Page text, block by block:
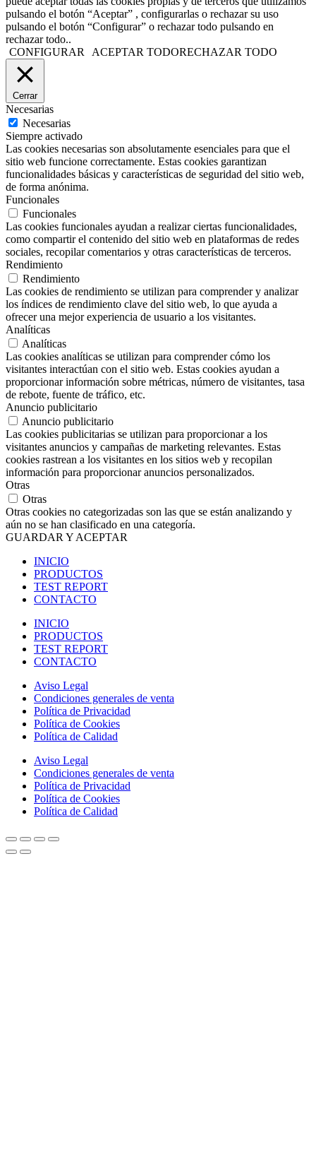
pulsando el botón “Aceptar” , configurarlas o rechazar su uso
pulsando el botón “Configurar” o rechazar todo pulsando en
rechazar todo..
CONFIGURAR
ACEPTAR TODORECHAZAR TODO
Cerrar
Necesarias
Necesarias
Siempre activado
Las cookies necesarias son absolutamente esenciales para que el
sitio web funcione correctamente. Estas cookies garantizan
funcionalidades básicas y características de seguridad del sitio web,
de forma anónima.
Funcionales
Funcionales
Las cookies funcionales ayudan a realizar ciertas funcionalidades,
como compartir el contenido del sitio web en plataformas de redes
sociales, recopilar comentarios y otras características de terceros.
Rendimiento
Rendimiento
Las cookies de rendimiento se utilizan para comprender y analizar
los índices de rendimiento clave del sitio web, lo que ayuda a
ofrecer una mejor experiencia de usuario a los visitantes.
Analíticas
Analíticas
Las cookies analíticas se utilizan para comprender cómo los
visitantes interactúan con el sitio web. Estas cookies ayudan a
proporcionar información sobre métricas, número de visitantes, tasa
de rebote, fuente de tráfico, etc.
Anuncio publicitario
Anuncio publicitario
Las cookies publicitarias se utilizan para proporcionar a los
visitantes anuncios y campañas de marketing relevantes. Estas
cookies rastrean a los visitantes en los sitios web y recopilan
información para proporcionar anuncios personalizados.
Otras
Otras
Otras cookies no categorizadas son las que se están analizando y
aún no se han clasificado en una categoría.
GUARDAR Y ACEPTAR
INICIO
PRODUCTOS
TEST REPORT
CONTACTO
INICIO
PRODUCTOS
TEST REPORT
CONTACTO
Aviso Legal
Condiciones generales de venta
Política de Privacidad
Política de Cookies
Política de Calidad
Aviso Legal
Condiciones generales de venta
Política de Privacidad
Política de Cookies
Política de Calidad